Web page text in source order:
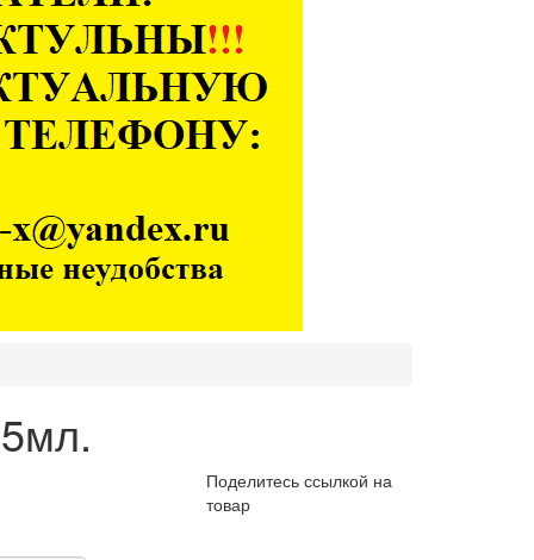
Поделитесь ссылкой на
товар